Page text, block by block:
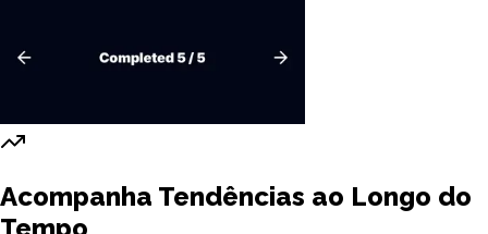
Acompanha Tendências ao Longo do